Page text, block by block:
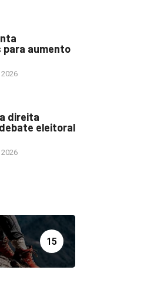
aumento
direita
eleitoral
15